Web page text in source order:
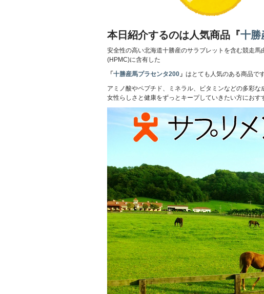
本日紹介するのは人気商品『十勝
安全性の高い北海道十勝産のサラブレットを含む競走
(HPMC)に含有した
「 十勝産馬プラセンタ200 」 はとても人気のある商品で
アミノ酸やペプチド、ミネラル、ビタミンなどの多彩な
女性らしさと健康をずっとキープしていきたい方におす